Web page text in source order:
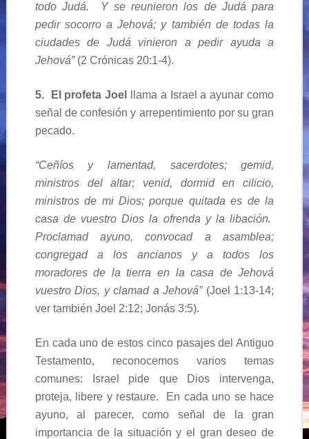
todo Judá. Y se reunieron los de Judá para
pedir socorro a Jehová; y también de todas la
ciudades de Judá vinieron a pedir ayuda a
Jehová” (2 Crónicas 20:1-4).
5. El profeta Joel
llama a Israel a ayunar como
señal de confesión y arrepentimiento por su gran
pecado.
“Ceñíos y lamentad, sacerdotes; gemid,
ministros del altar; venid, dormid en cilicio,
ministros de mi Dios; porque quitada es de la
casa de vuestro Dios la ofrenda y la libación.
Proclamad ayuno, convocad a asamblea;
congregad a los ancianos y a todos los
moradores de la tierra en la casa de Jehová
vuestro Dios, y clamad a Jehová” (Joel 1:13-14;
ver también Joel 2:12; Jonás 3:5).
En cada uno de estos cinco pasajes del Antiguo
Testamento, reconocemos varios temas
comunes: Israel pide que Dios intervenga,
proteja, libere y restaure. En cada uno se hace
ayuno, al parecer, como señal de la gran
importancia de la situación y el gran deseo de